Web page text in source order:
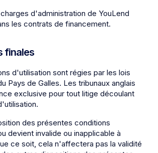
d'administration de YouLend
les contrats de financement.
finales
d'utilisation sont régies par les lois
Pays de Galles. Les tribunaux anglais
exclusive pour tout litige découlant
des présentes conditions
devient invalide ou inapplicable à
ce soit, cela n'affectera pas la validité